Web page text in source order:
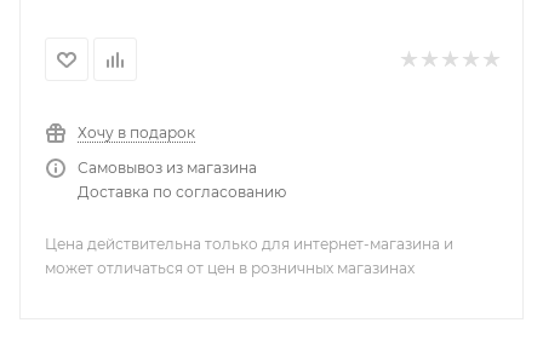
Хочу в подарок
Самовывоз из магазина
Доставка по согласованию
Цена действительна только для интернет-магазина и
может отличаться от цен в розничных магазинах